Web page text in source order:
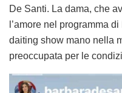
De Santi. La dama, che
l’amore nel programma
daiting show mano nella
preoccupata per le